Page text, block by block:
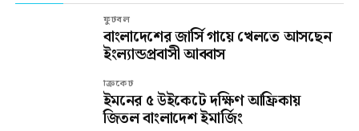
ফুটবল
বাংলাদেশের জার্সি গায়ে খেলতে আসছেন
ইংল্যান্ডপ্রবাসী আব্বাস
ক্রিকেট
ইমনের ৫ উইকেটে দক্ষিণ আফ্রিকায়
জিতল বাংলাদেশ ইমার্জিং